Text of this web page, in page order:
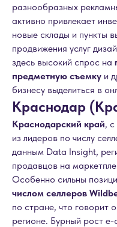
разнообразных
активно привлекает
новые склады и пункты
продвижения услуг
здесь высокий спрос на
предметную съемку и
бизнесу выделиться в
Краснодар
Краснодарский край,
из лидеров по числу
данным Data Insight,
продавцов на
Особенно сильны
числом селлеров
по стране, что говорит
регионе. Бурный рост